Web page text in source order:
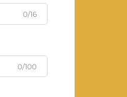
0/16
0/100